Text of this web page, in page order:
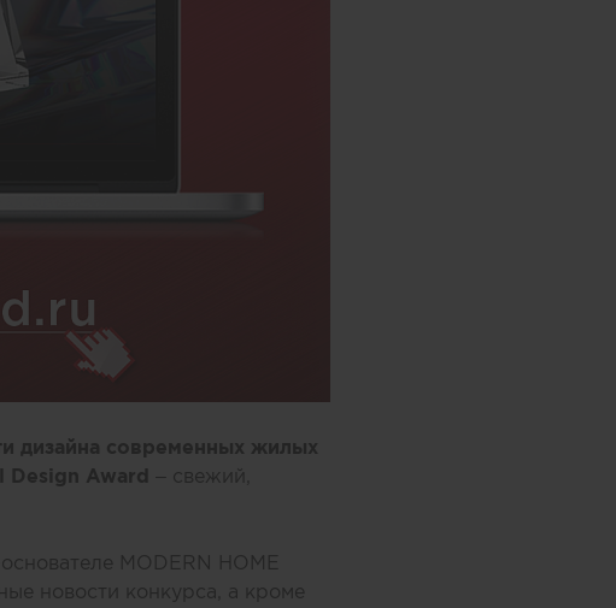
дизайна современных жилых
Design Award – свежий,
MODERN HOME
новости конкурса, а кроме